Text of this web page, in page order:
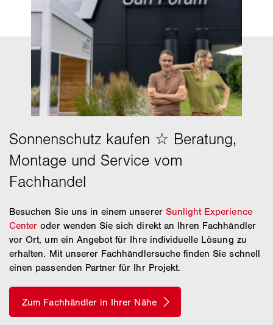
Besuchen Sie uns in einem unserer Sunlight Experience
Center oder wenden Sie sich direkt an Ihren Fachhändler
vor Ort, um ein Angebot für Ihre individuelle Lösung zu
erhalten. Mit unserer Fachhändlersuche finden Sie schnell
einen passenden Partner für Ihr Projekt.